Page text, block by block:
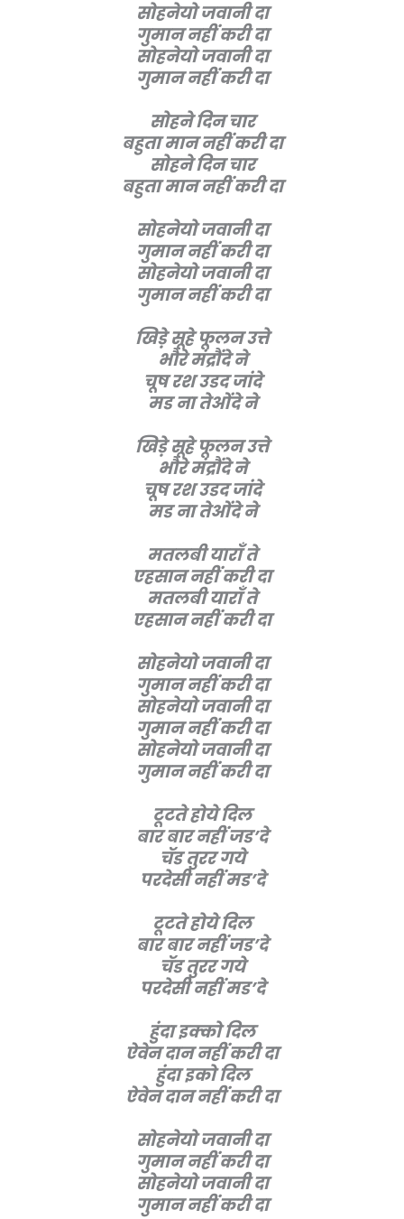
सोहनेयो जवानी दा
गुमान नहीं करी दा
सोहनेयो जवानी दा
गुमान नहीं करी दा
सोहने दिन चार
बहुता मान नहीं करी दा
सोहने दिन चार
बहुता मान नहीं करी दा
सोहनेयो जवानी दा
गुमान नहीं करी दा
सोहनेयो जवानी दा
गुमान नहीं करी दा
खिड़े सूहे फूलन उत्ते
भौरे मंद्रौंदे ने
चूष रश उडद जांदे
मड ना तेओंदे ने
खिड़े सूहे फूलन उत्ते
भौरे मंद्रौंदे ने
चूष रश उडद जांदे
मड ना तेओंदे ने
मतलबी याराँ ते
एहसान नहीं करी दा
मतलबी याराँ ते
एहसान नहीं करी दा
सोहनेयो जवानी दा
गुमान नहीं करी दा
सोहनेयो जवानी दा
गुमान नहीं करी दा
सोहनेयो जवानी दा
गुमान नहीं करी दा
टूटते होये दिल
बार बार नहीं जड’दे
चॅड तुरर गये
परदेसी नहीं मड’दे
टूटते होये दिल
बार बार नहीं जड’दे
चॅड तुरर गये
परदेसी नहीं मड’दे
हुंदा इक्को दिल
ऐवेन दान नहीं करी दा
हुंदा इको दिल
ऐवेन दान नहीं करी दा
सोहनेयो जवानी दा
गुमान नहीं करी दा
सोहनेयो जवानी दा
गुमान नहीं करी दा